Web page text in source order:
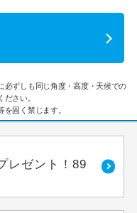
ずしも同じ角度・高度・天候での
さい。
固く禁じます。
レゼント！89